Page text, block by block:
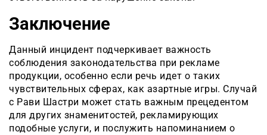
Заключение
Данный инцидент подчеркивает важность
соблюдения законодательства при рекламе
продукции, особенно если речь идет о таких
чувствительных сферах, как азартные игры. Случай
с Рави Шастри может стать важным прецедентом
для других знаменитостей, рекламирующих
подобные услуги, и послужить напоминанием о